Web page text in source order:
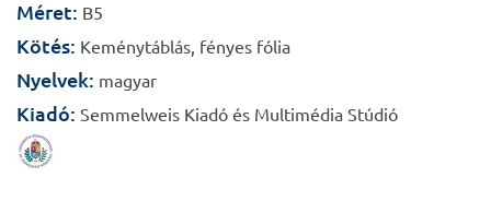
Méret: B5
Kötés: Keménytáblás, fényes fólia
Nyelvek: magyar
Kiadó: Semmelweis Kiadó és Multimédia Stúdió